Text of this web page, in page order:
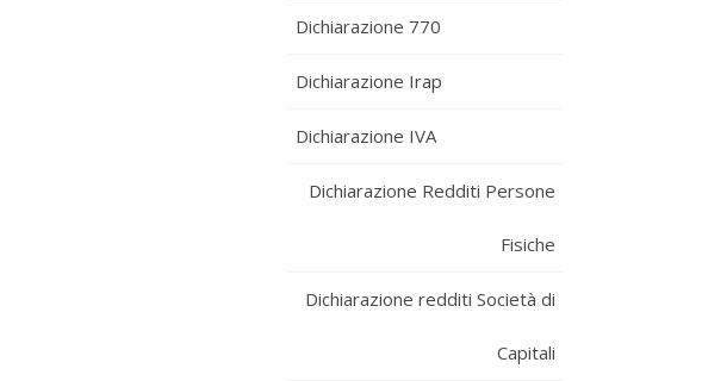
Dichiarazione 770
Dichiarazione Irap
Dichiarazione IVA
Dichiarazione Redditi Persone
Fisiche
Dichiarazione redditi Società di
Capitali